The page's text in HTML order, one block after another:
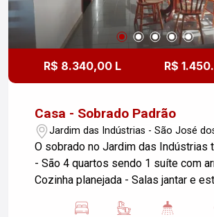
R$ 8.340,00 L R$
Casa - Sobrado Padrão
Jardim das Indústrias - São José
O sobrado no Jardim das Indústrias
- São 4 quartos sendo 1 suíte com
Cozinha planejada - Salas jantar e
cobertura e churrasqueira - Vagas